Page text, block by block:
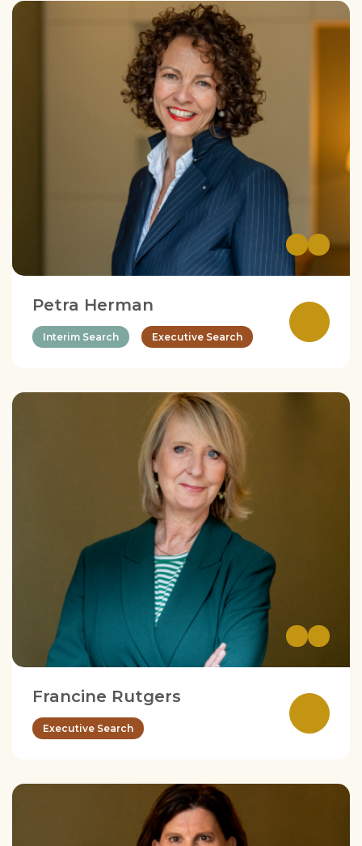
Petra Herman
Interim Search Executive Search
Francine Rutgers
Executive Search